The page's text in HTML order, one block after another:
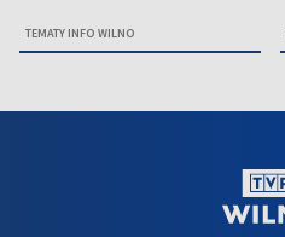
TEMATY INFO WILNO